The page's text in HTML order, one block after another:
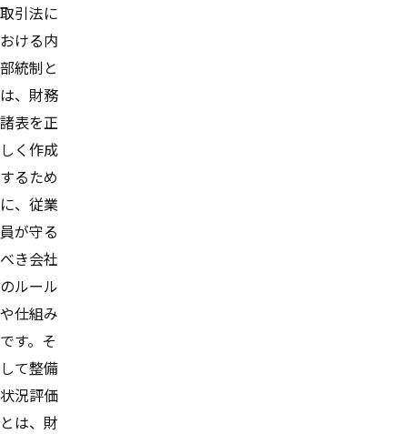
取引法に
おける内
部統制と
は、財務
諸表を正
しく作成
するため
に、従業
員が守る
べき会社
のルール
や仕組み
です。そ
して整備
状況評価
とは、財